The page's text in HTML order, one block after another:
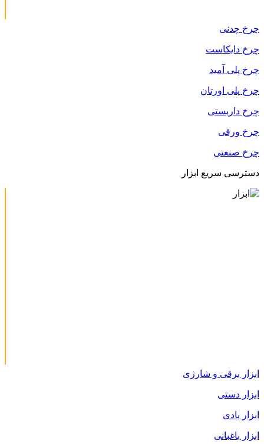
چرخ چدنی
چرخ دایکاست
چرخ پلی آمید
چرخ پلی اورتان
چرخ داربستی
چرخ ورقی
چرخ صنعتی
دسترسی سریع ابزار
ابزار برقی و شارژی
ابزار دستی
ابزار بادی
ابزار باغبانی